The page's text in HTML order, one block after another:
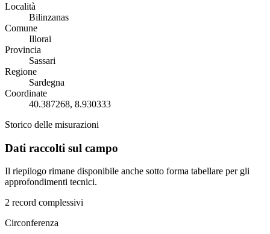
Località
Bilinzanas
Comune
Illorai
Provincia
Sassari
Regione
Sardegna
Coordinate
40.387268, 8.930333
Storico delle misurazioni
Dati raccolti sul campo
Il riepilogo rimane disponibile anche sotto forma tabellare per gli
approfondimenti tecnici.
2 record complessivi
Circonferenza